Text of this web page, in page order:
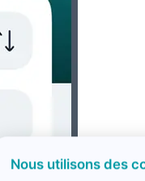
Nous utilisons des